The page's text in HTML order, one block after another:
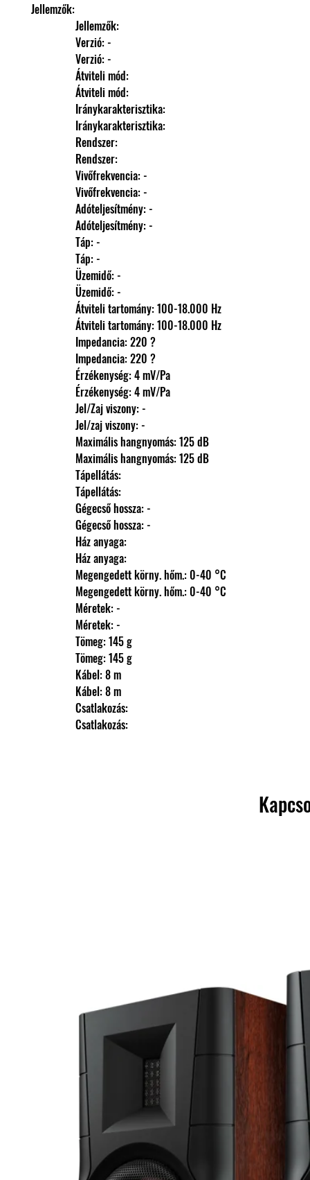
Jellemzők:
                Jellemzők:
                Verzió: -
                Verzió: -
                Átviteli mód:
                Átviteli mód:
                Iránykarakterisztika:
                Iránykarakterisztika:
                Rendszer:
                Rendszer:
                Vivőfrekvencia: -
                Vivőfrekvencia: -
                Adóteljesítmény: -
                Adóteljesítmény: -
                Táp: -
                Táp: -
                Üzemidő: -
                Üzemidő: -
                Átviteli tartomány: 100-18.000 Hz
                Átviteli tartomány: 100-18.000 Hz
                Impedancia: 220 ?
                Impedancia: 220 ?
                Érzékenység: 4 mV/Pa
                Érzékenység: 4 mV/Pa
                Jel/Zaj viszony: -
                Jel/zaj viszony: -
                Maximális hangnyomás: 125 dB
                Maximális hangnyomás: 125 dB
                Tápellátás:
                Tápellátás:
                Gégecső hossza: -
                Gégecső hossza: -
                Ház anyaga:
                Ház anyaga:
                Megengedett körny. hőm.: 0-40 °C
                Megengedett körny. hőm.: 0-40 °C
                Méretek: -
                Méretek: -
                Tömeg: 145 g
                Tömeg: 145 g
                Kábel: 8 m
                Kábel: 8 m
                Csatlakozás:
                Csatlakozás: